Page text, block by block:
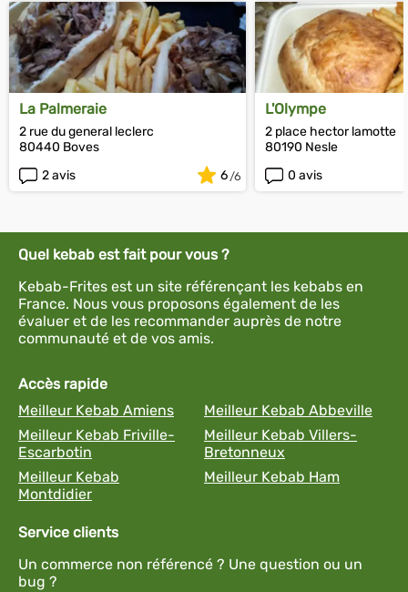
La Palmeraie
2 rue du general leclerc
80440 Boves
2 avis
6
L'Olympe
2 place hector lamotte
80190 Nesle
0 avis
Quel kebab est fait pour vous ?
Kebab-Frites est un site référençant les kebabs en
France. Nous vous proposons également de les
évaluer et de les recommander auprès de notre
communauté et de vos amis.
Accès rapide
Meilleur Kebab Amiens
Meilleur Kebab Abbeville
Meilleur Kebab Friville-
Escarbotin
Meilleur Kebab Villers-
Bretonneux
Meilleur Kebab
Montdidier
Meilleur Kebab Ham
Service clients
Un commerce non référencé ? Une question ou un
bug ?